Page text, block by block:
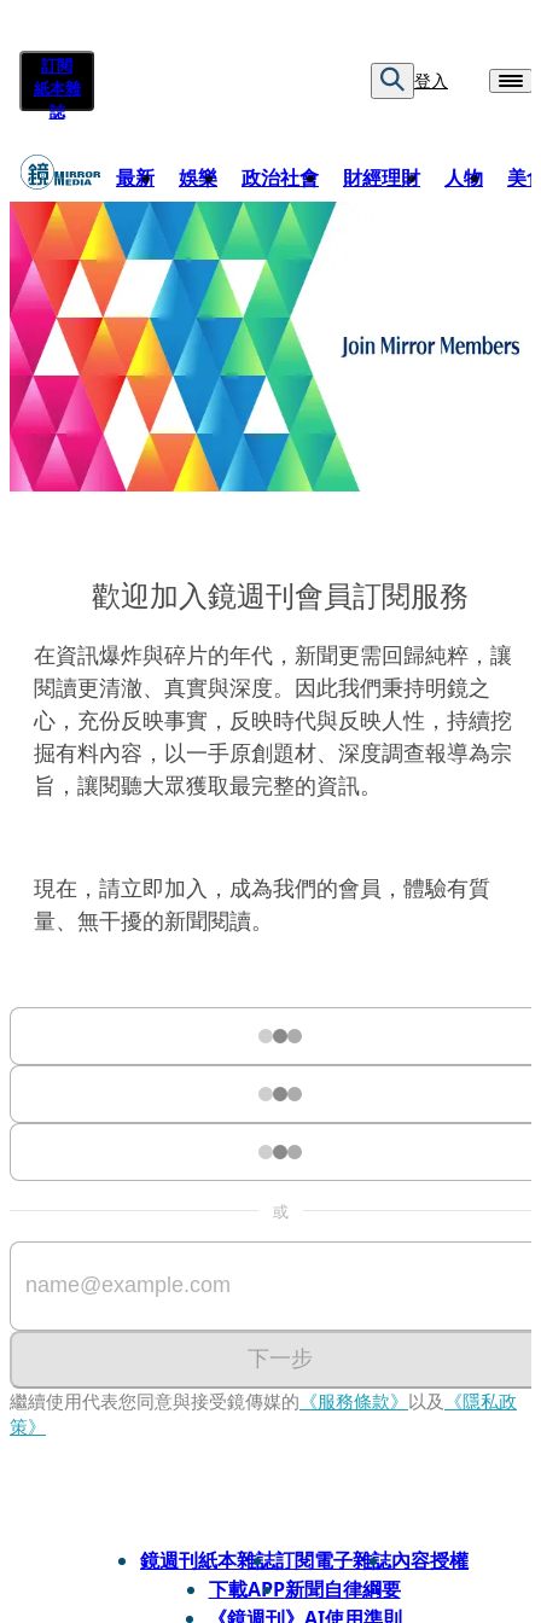
訂閱
紙本雜
誌
登入
最新 娛樂 政治社會 財經理財 人物 美
歡迎加入鏡週刊會員訂閱服務
在資訊爆炸與碎片的年代，新聞更需回歸純粹，讓
閱讀更清澈、真實與深度。因此我們秉持明鏡之
心，充份反映事實，反映時代與反映人性，持續挖
掘有料內容，以一手原創題材、深度調查報導為宗
旨，讓閱聽大眾獲取最完整的資訊。
現在，請立即加入，成為我們的會員，體驗有質
量、無干擾的新聞閱讀。
或
下一步
繼續使用代表您同意與接受鏡傳媒的 《服務條款》 以及 《隱私政
策》
鏡週刊紙本雜誌訂閱電子雜誌內容授權
下載APP新聞自律綱要